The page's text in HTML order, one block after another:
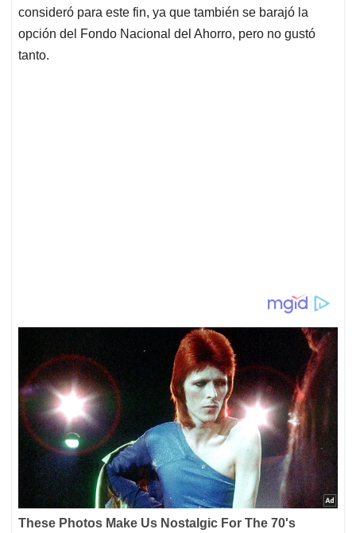
consideró para este fin, ya que también se barajó la
opción del Fondo Nacional del Ahorro, pero no gustó
tanto.